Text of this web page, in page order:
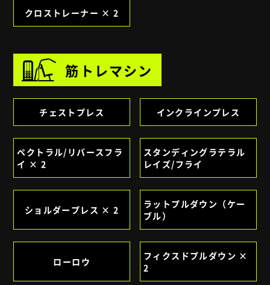
クロストレーナー × 2
筋トレマシン
チェストプレス インクラインプレス
ペクトラル/リバースフラ
イ × 2
スタンディングラテラル
レイズ/フライ
ショルダープレス × 2
ラットプルダウン（ケー
ブル）
ローロウ
フィクスドプルダウン ×
2